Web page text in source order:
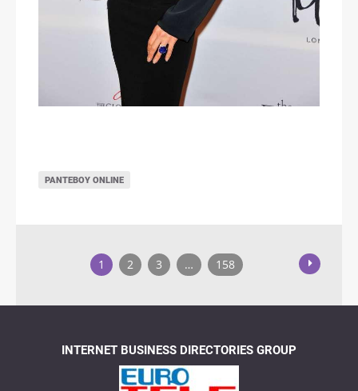
ΡΑΝΤΕΒΟΎ ONLINE
1 2 3 … 158
INTERNET BUSINESS DIRECTORIES GROUP